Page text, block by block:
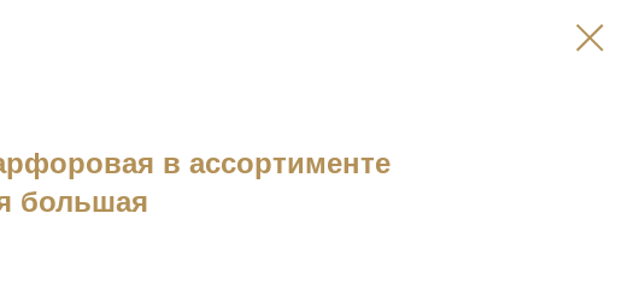
в ассортименте
большая